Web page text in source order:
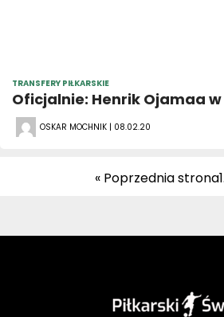
TRANSFERY PIŁKARSKIE
Oficjalnie: Henrik Ojamaa
OSKAR MOCHNIK | 08.02.20
« Poprzednia strona1